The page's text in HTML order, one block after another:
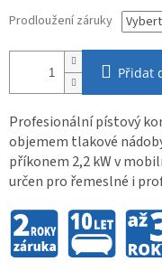
Prodloužení záruky
Přidat
Profesionální pístový
objemem tlakové
příkonem 2,2 kW v
určen pro řemeslné i